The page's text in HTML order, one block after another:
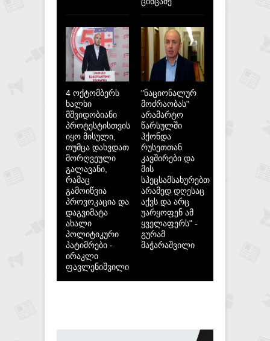
4 ოქტომბერს
ხალხი
მშვიდობიანი
პროტესტისთვის
იყო მისული,
თუმცა დახვდათ
მორღვეული
გალავანი,
რამაც
გამოიწვია
პროვოკაცია და
დაგვიმატა
ახალი
პოლიტიკური
პატიმრები -
ირაკლი
ფავლენიშვილი
"ნაციონალურ
მოძრაობას"
არამარტო
წარსულში
ჰქონდა
რუსეთთან
კავშირები და
მის
სპეცსამსახურებთან,
არამედ დღესაც
აქვს და არც
უარყოფენ ამ
ყველაფერს" -
გურამ
მაჭარაშვილი